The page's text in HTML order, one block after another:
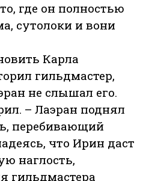
где он полностью
сутолоки и вони
Карла
гильдмастер,
не слышал его.
– Лаэран поднял
перебивающий
что Ирин даст
наглость,
гильдмастера